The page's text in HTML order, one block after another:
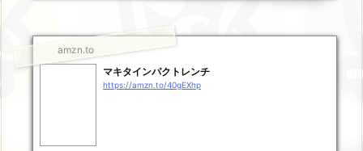
amzn.to
マキタインパクトレンチ
https://amzn.to/40gEXhp